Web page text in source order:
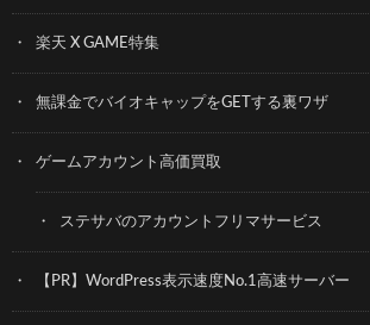
楽天 X GAME特集
無課金でバイオキャップをGETする裏ワザ
ゲームアカウント高価買取
ステサバのアカウントフリマサービス
【PR】WordPress表示速度No.1高速サーバー